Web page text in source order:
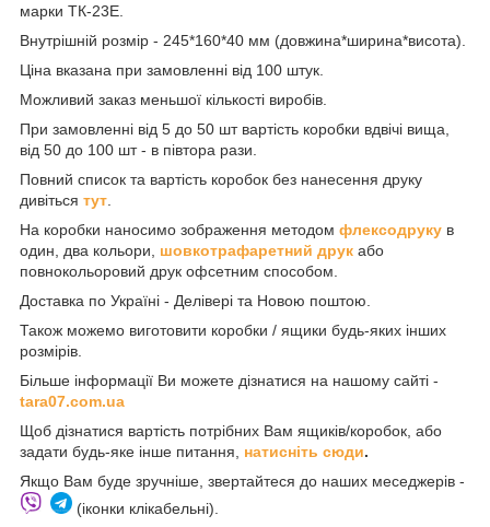
марки ТК-23Е.
Внутрішній розмір - 245*160*40 мм (довжина*ширина*висота).
Ціна вказана при замовленні від 100 штук.
Можливий заказ меньшої кількості виробів.
При замовленні від 5 до 50 шт вартість коробки вдвічі вища,
від 50 до 100 шт - в півтора рази.
Повний список та вартість коробок без нанесення друку
дивіться тут
На коробки наносимо зображення методом флексодруку в
один, два кольори, шовкотрафаретний друк або
повнокольоровий друк офсетним способом.
Доставка по Україні - Делівері та Новою поштою.
Також можемо виготовити коробки / ящики будь-яких інших
розмірів.
Більше інформації Ви можете дізнатися на нашому сайті -
tara07.com.ua
Щоб дізнатися вартість потрібних Вам ящиків/коробок, або
задати будь-яке інше питання, натисніть сюди.
Якщо Вам буде зручніше, звертайтеся до наших меседжерів -
(іконки клікабельні).